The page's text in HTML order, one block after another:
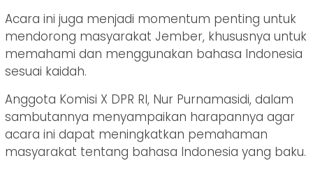
Acara ini juga menjadi momentum penting untuk
mendorong masyarakat Jember, khususnya untuk
memahami dan menggunakan bahasa Indonesia
sesuai kaidah.
Anggota Komisi X DPR RI, Nur Purnamasidi, dalam
sambutannya menyampaikan harapannya agar
acara ini dapat meningkatkan pemahaman
masyarakat tentang bahasa Indonesia yang baku.